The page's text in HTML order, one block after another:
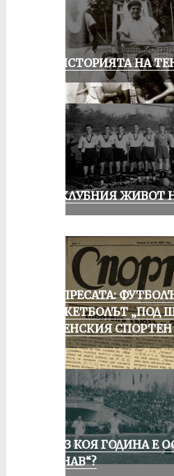
ЗА ИСТОРИЯТА НА
ИЗ КЛУБНИЯ ЖИВОТ
ОТ ПРЕСАТА:
БАСКЕТБОЛЪТ „ПОД
РУСЕНСКИЯ
ПРЕЗ КОЯ ГОДИНА Е
„ДУНАВ“?